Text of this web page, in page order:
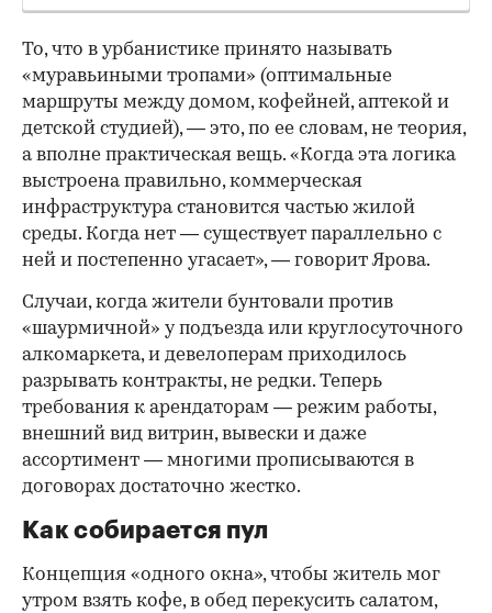
То, что в урбанистике принято называть
«муравьиными тропами» (оптимальные
маршруты между домом, кофейней, аптекой и
детской студией), — это, по ее словам, не теория,
а вполне практическая вещь. «Когда эта логика
выстроена правильно, коммерческая
инфраструктура становится частью жилой
среды. Когда нет — существует параллельно с
ней и постепенно угасает», — говорит Ярова.
Случаи, когда жители бунтовали против
«шаурмичной» у подъезда или круглосуточного
алкомаркета, и девелоперам приходилось
разрывать контракты, не редки. Теперь
требования к арендаторам — режим работы,
внешний вид витрин, вывески и даже
ассортимент — многими прописываются в
договорах достаточно жестко.
Как собирается пул
Концепция «одного окна», чтобы житель мог
утром взять кофе, в обед перекусить салатом,